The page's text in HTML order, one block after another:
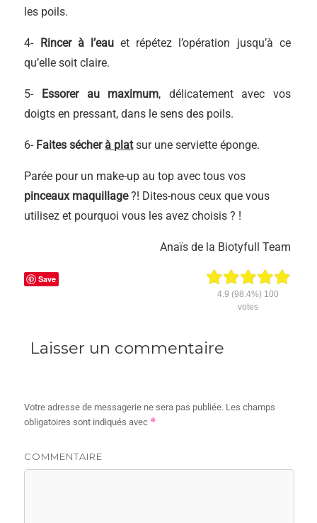
les poils.
4- Rincer à l’eauet répétez l’opération jusqu’à ce
qu’elle soit claire.
5- Essorer au maximum, délicatement avec vos
doigts en pressant, dans le sens des poils.
6- Faites sécher à platsur une serviette éponge.
Parée pour un make-up au top avec tous vos
pinceaux maquillage?! Dites-nous ceux que vous
utilisez et pourquoi vous les avez choisis ? !
Anaïs de la Biotyfull Team
4.9 (98.4%) 100
votes
Save
Laisser un commentaire
Votre adresse de messagerie ne sera pas publiée. Les champs
obligatoires sont indiqués avec *
COMMENTAIRE